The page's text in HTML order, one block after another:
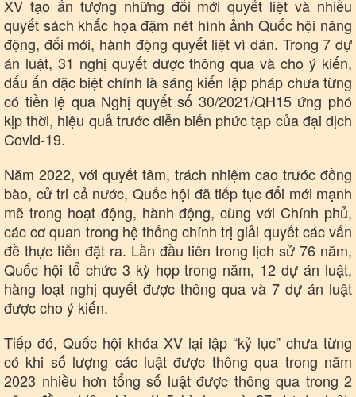
XV tạo ấn tượng những đổi mới quyết liệt và nhiều
quyết sách khắc họa đậm nét hình ảnh Quốc hội năng
động, đổi mới, hành động quyết liệt vì dân. Trong 7 dự
án luật, 31 nghị quyết được thông qua và cho ý kiến,
dấu ấn đặc biệt chính là sáng kiến lập pháp chưa từng
có tiền lệ qua Nghị quyết số 30/2021/QH15 ứng phó
kịp thời, hiệu quả trước diễn biến phức tạp của đại dịch
Covid-19.
Năm 2022, với quyết tâm, trách nhiệm cao trước đồng
bào, cử tri cả nước, Quốc hội đã tiếp tục đổi mới mạnh
mẽ trong hoạt động, hành động, cùng với Chính phủ,
các cơ quan trong hệ thống chính trị giải quyết các vấn
đề thực tiễn đặt ra. Lần đầu tiên trong lịch sử 76 năm,
Quốc hội tổ chức 3 kỳ họp trong năm, 12 dự án luật,
hàng loạt nghị quyết được thông qua và 7 dự án luật
được cho ý kiến.
Tiếp đó, Quốc hội khóa XV lại lập “kỷ lục” chưa từng
có khi số lượng các luật được thông qua trong năm
2023 nhiều hơn tổng số luật được thông qua trong 2